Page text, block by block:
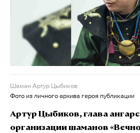
Шаман Артур Цыбиков
Фото из личного архива героя публикации
Артур Цыбиков, глава
организации шаманов